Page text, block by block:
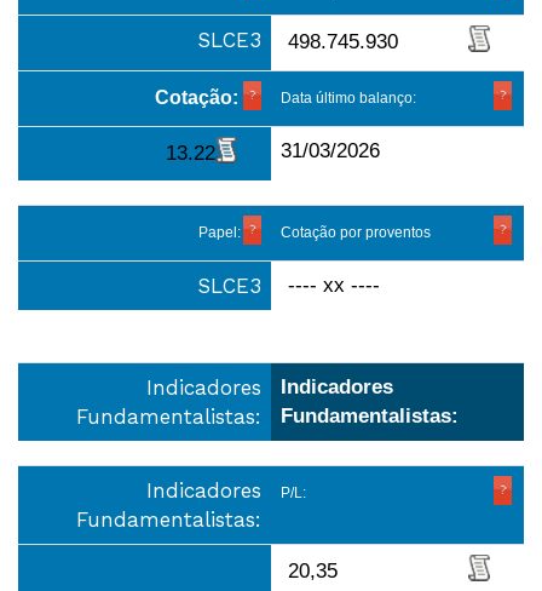
SLCE3 498.745.930
Cotação: Data último balanço:
13.22 31/03/2026
Papel: Cotação por proventos
SLCE3 ---- xx ----
Indicadores
Fundamentalistas:
Indicadores
Fundamentalistas:
Indicadores
Fundamentalistas:
P/L:
20,35